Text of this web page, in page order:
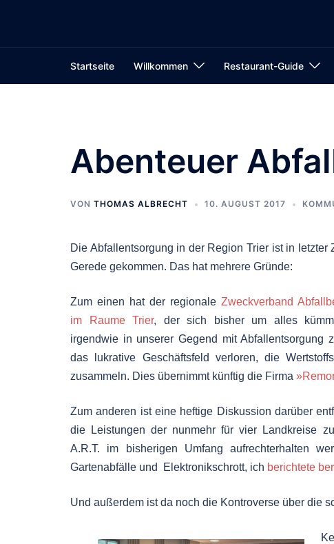
springen
Startseite Willkommen Restaurant-Guide
Abenteuer
VON THOMAS ALBRECHT 10. AUGUST 2017
Die Abfallentsorgung in der Region Trier ist in letzter
Gerede gekommen. Das hat mehrere Gründe:
Zum einen hat der regionale Zweckverband
im Raume Trier, der sich bisher um alles
irgendwie in unserer Gegend mit Abfallentsorgung
das lukrative Geschäftsfeld verloren, die
zusammeln. Dies übernimmt künftig die Firma
Zum anderen ist eine heftige Diskussion darüber
die Leistungen der nunmehr für vier Landkreise
A.R.T. im bisherigen Umfang aufrechterhalten
Gartenabfälle und Elektronikschrott, ich berichtete
Und außerdem ist da noch die Kontroverse über die